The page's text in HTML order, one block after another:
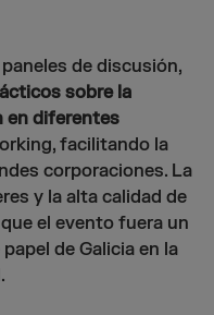
de discusión,
sobre la
en diferentes
facilitando la
corporaciones. La
y la alta calidad de
el evento fuera un
de Galicia en la